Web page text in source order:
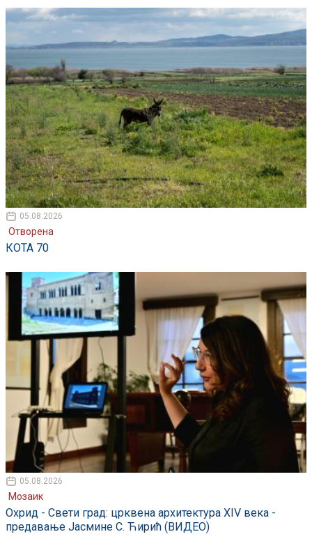
05.08.2026
Отворена
КОТА 70
05.08.2026
Мозаик
Охрид - Свети град: црквена архитектура XIV века -
предавање Јасмине С. Ћирић (ВИДЕО)